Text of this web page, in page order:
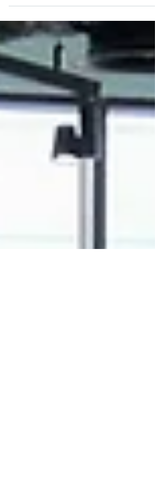
Hinsawdd
Gan Dr. Carol Maddock ar gyfer cylchlythyr
CADR mis Mawrth. Mae newid yn yr
yn her iechyd dynol a phlanedol hanfodol.
Mae'r...